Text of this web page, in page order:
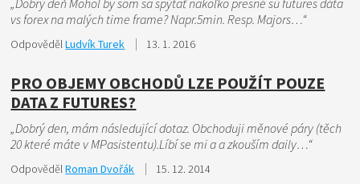
vs forex na malých time frame? Napr.5min. Resp. Majors…“
OdpovědělLudvík Turek 13. 1. 2016
PRO OBJEMY OBCHODŮ LZE POUŽÍT POUZE
DATA Z FUTURES?
„Dobrý den, mám následující dotaz. Obchoduji měnové páry (těch
20 které máte v MPasistentu).Líbí se mi a a zkouším daily…“
OdpovědělRoman Dvořák 15. 12. 2014